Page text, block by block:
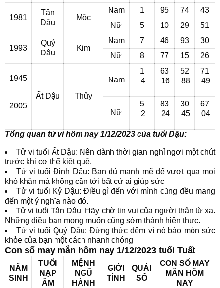
1981
Tân
Dậu
Mộc
Nam 1 95 74
43
Nữ
5 10 29 51
1993
Quý
Dậu
Kim
Nam 7 46 93
30
Nữ
8 77 15 26
1945
2005
Ất Dậu Thủy
Nam
1
4
63
16
52
88
71
49
Nữ
5
2
83
24
30
45
67
04
Tổng quan tử vi hôm nay 1/12/2023 của tuổi Dậu:
Tử vi tuổi Ất Dậu: Nên dành thời gian nghỉ ngơi một chút
trước khi cơ thể kiệt quệ.
Tử vi tuổi Đinh Dậu: Bạn đủ mạnh mẽ để vượt qua mọi
khó khăn mà không cần tới bất cứ ai giúp sức.
Tử vi tuổi Kỷ Dậu: Điều gì đến với mình cũng đều mang
đến một ý nghĩa nào đó.
Tử vi tuổi Tân Dậu: Hãy chờ tin vui của người thân từ xa.
Những điều bạn mong muốn cũng sớm thành hiện thực.
Tử vi tuổi Quý Dậu: Đừng thức đêm vì nó bào mòn sức
khỏe của bạn một cách nhanh chóng
Con số may mắn hôm nay 1/12/2023 tuổi Tuất
NĂM
SINH
TUỔI
NẠP
ÂM
MỆNH
NGŨ
HÀNH
GIỚI
TÍNH
QUÁI
SỐ
CON SỐ MAY
MẮN HÔM
NAY